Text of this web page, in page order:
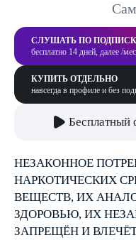
СЛУШАТЬ ПО
бесплатно 14 дней, далее /мес
КУПИТЬ ОТДЕЛЬНО
навсегда в профиле и без
Бесплатный
НЕЗАКОННОЕ
НАРКОТИЧЕСКИХ
ВЕЩЕСТВ, ИХ
ЗДОРОВЬЮ, ИХ
ЗАПРЕЩЁН И